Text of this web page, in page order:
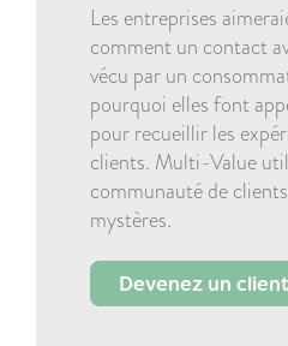
Les entreprises
comment un contact
vécu par un
pourquoi elles font
pour recueillir les
clients. Multi-Value
communauté de
mystères.
Devenez un